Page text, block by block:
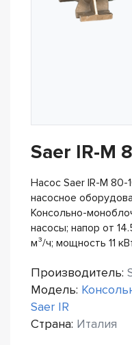
Saer IR-M
Насос Saer IR-M
насосное
Консольно-
насосы; напор от
м³/ч; мощность 11
Производитель:
Модель:
Saer IR
Страна: Италия